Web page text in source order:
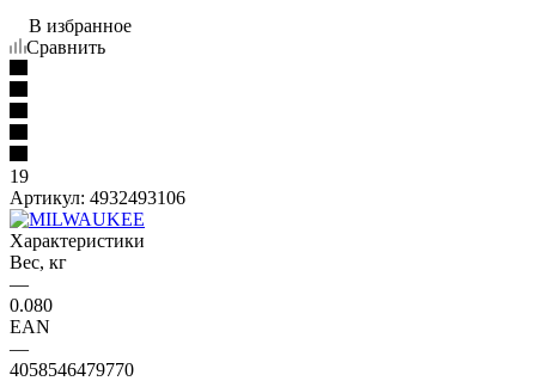
В избранное
Сравнить
19
Артикул: 4932493106
Характеристики
Вес, кг
—
0.080
EAN
—
4058546479770